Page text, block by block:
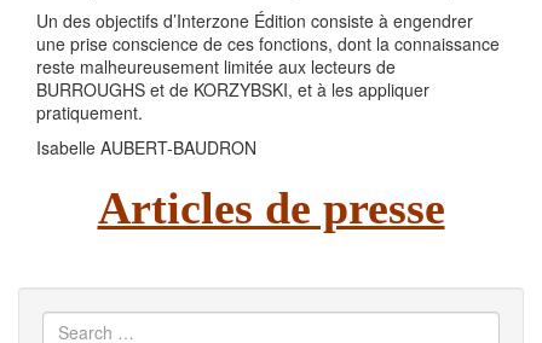
Un des objectifs d’Interzone Édition consiste à engendrer
une prise conscience de ces fonctions, dont la connaissance
reste malheureusement limitée aux lecteurs de
BURROUGHS et de KORZYBSKI, et à les appliquer
pratiquement.
Isabelle AUBERT-BAUDRON
Articles de presse